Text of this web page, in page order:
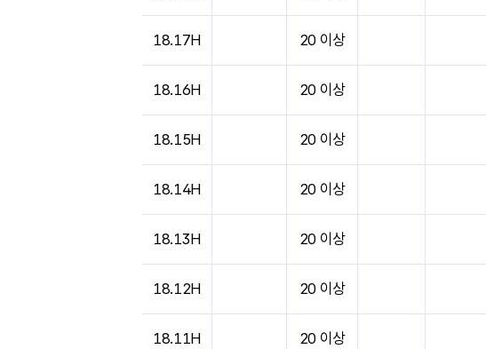
18.17H 20 이상
18.16H 20 이상
18.15H 20 이상
18.14H 20 이상
18.13H 20 이상
18.12H 20 이상
18.11H 20 이상